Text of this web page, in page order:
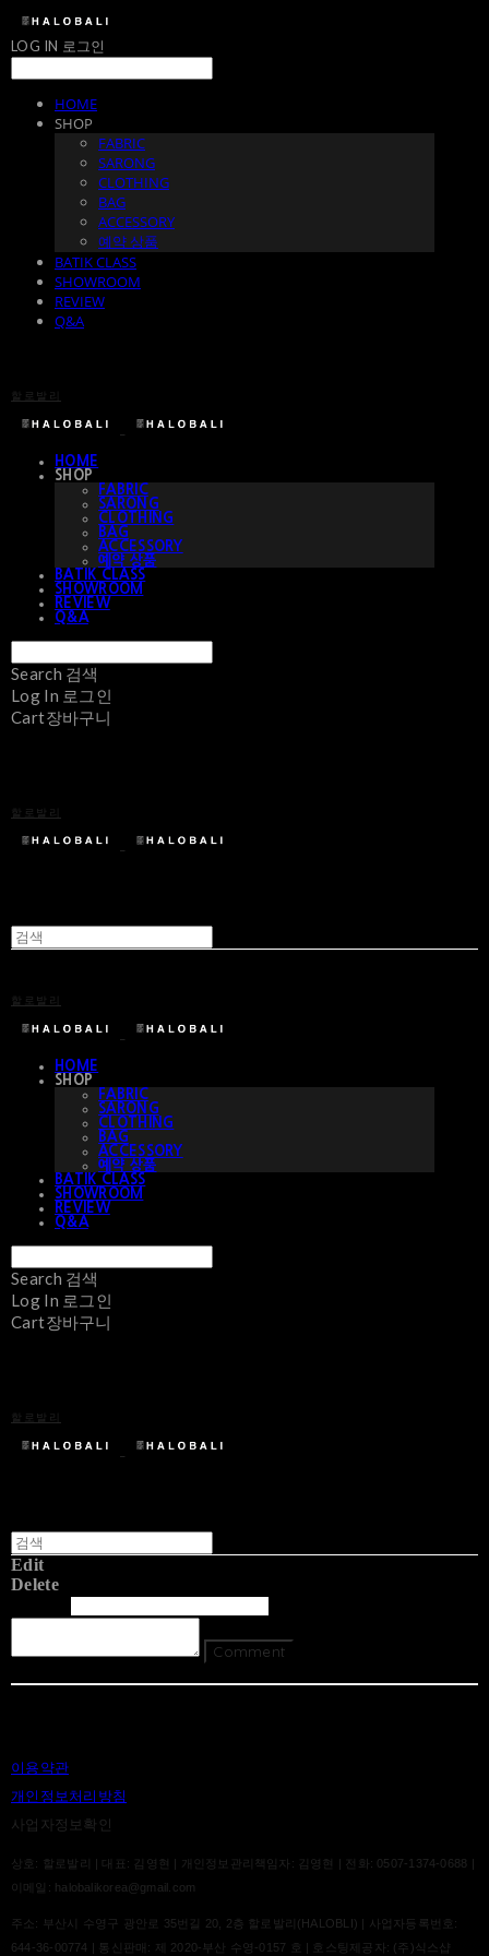
LOG IN 로그인
HOME
SHOP
FABRIC
SARONG
CLOTHING
BAG
ACCESSORY
예약 상품
BATIK CLASS
SHOWROOM
REVIEW
Q&A
할로발리
HOME
SHOP
FABRIC
SARONG
CLOTHING
BAG
ACCESSORY
예약 상품
BATIK CLASS
SHOWROOM
REVIEW
Q&A
Search 검색
Log In 로그인
Cart장바구니
할로발리
할로발리
HOME
SHOP
FABRIC
SARONG
CLOTHING
BAG
ACCESSORY
예약 상품
BATIK CLASS
SHOWROOM
REVIEW
Q&A
Search 검색
Log In 로그인
Cart장바구니
할로발리
Edit
Delete
Comment
이용약관
개인정보처리방침
사업자정보확인
상호: 할로발리 | 대표: 김영현 | 개인정보관리책임자: 김영현 | 전화: 0507-1374-0688 |
이메일: halobalikorea@gmail.com
주소: 부산시 수영구 광안로 35번길 20, 2층 할로발리(HALOBLI) | 사업자등록번호:
644-36-00774 | 통신판매: 제 2020-부산 수영-0157 호 | 호스팅제공자: (주)식스샵